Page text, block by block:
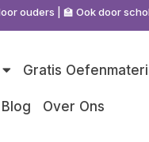
ouders | 🏫 Ook door
Gratis
Blog Over Ons